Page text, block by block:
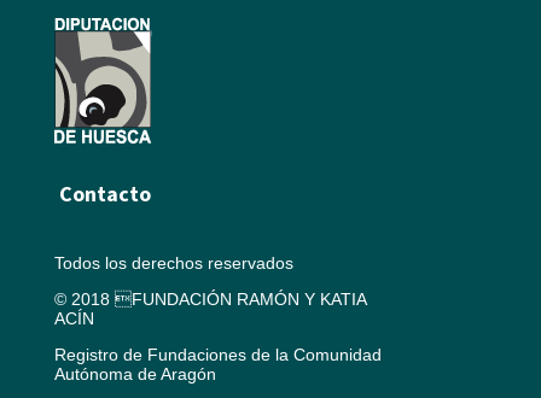
Contacto
Todos los derechos reservados
© 2018 FUNDACIÓN RAMÓN Y KATIA
ACÍN
Registro de Fundaciones de la Comunidad
Autónoma de Aragón